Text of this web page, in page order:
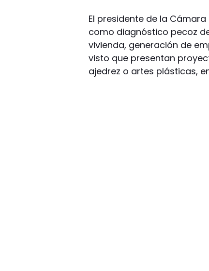
El presidente de la
como diagnóstico pecoz
vivienda, generación de
visto que presentan
ajedrez o artes plásticas,